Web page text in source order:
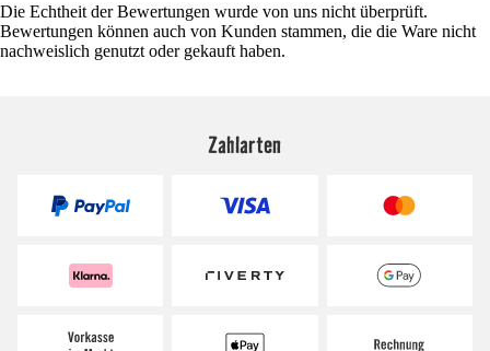
Die Echtheit der Bewertungen wurde von uns nicht überprüft.
Bewertungen können auch von Kunden stammen, die die Ware nicht
nachweislich genutzt oder gekauft haben.
Zahlarten